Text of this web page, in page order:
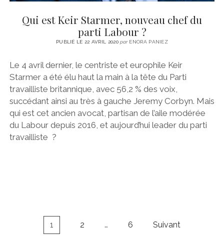
Qui est Keir Starmer, nouveau chef du
parti Labour ?
PUBLIÉ LE 22 AVRIL 2020parENORA PANIEZ
Le 4 avril dernier, le centriste et europhile Keir
Starmer a été élu haut la main à la tête du Parti
travailliste britannique, avec 56,2 % des voix,
succédant ainsi au très à gauche Jeremy Corbyn. Mais
qui est cet ancien avocat, partisan de l’aile modérée
du Labour depuis 2016, et aujourd’hui leader du parti
travailliste ?
Navigation
1 2 … 6 Suivant